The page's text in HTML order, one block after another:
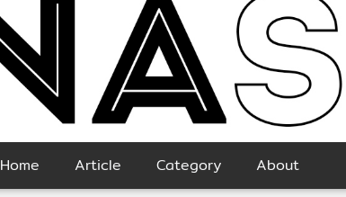
Home Article Category About